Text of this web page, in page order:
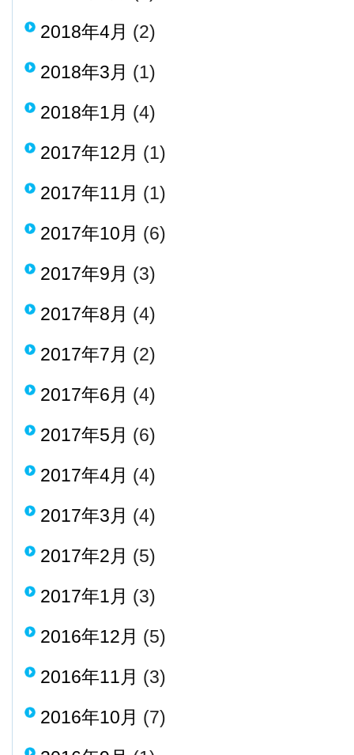
2018年4月 (2)
2018年3月 (1)
2018年1月 (4)
2017年12月 (1)
2017年11月 (1)
2017年10月 (6)
2017年9月 (3)
2017年8月 (4)
2017年7月 (2)
2017年6月 (4)
2017年5月 (6)
2017年4月 (4)
2017年3月 (4)
2017年2月 (5)
2017年1月 (3)
2016年12月 (5)
2016年11月 (3)
2016年10月 (7)